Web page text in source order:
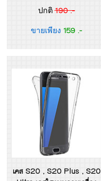
ปกติ190 .-
ขายเพียง 159 .-
เคส S20 , S20 Plus , S20